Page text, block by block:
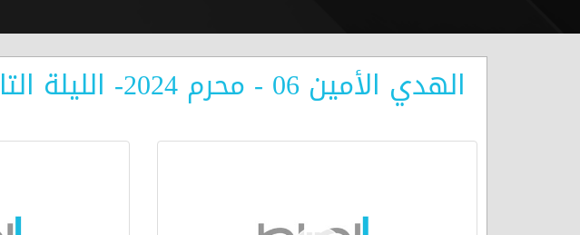
الهدي الأمين 06 - محرم 2024- الليلة التاسعة